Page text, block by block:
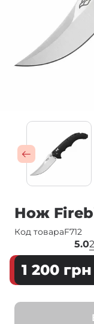
Нож
Код товараF712
5.0
1 200 грн